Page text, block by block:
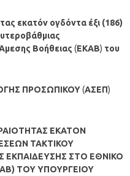
εκατόν ογδόντα έξι (186)
Βοήθειας (ΕΚΑΒ) του
ΠΡΟΣΩΠΙΚΟΥ(ΑΣΕΠ)
ΕΚΑΤΟΝ
ΤΑΚΤΙΚΟΥ
ΣΤΟ ΕΘΝΙΚΟ
ΤΟΥ ΥΠΟΥΡΓΕΙΟΥ